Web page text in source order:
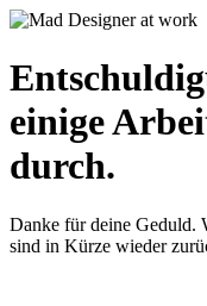
einige
durch.
Danke für deine Geduld.
sind in Kürze wieder